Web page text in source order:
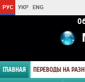
РУС УКР ENG
ГЛАВНАЯ ПЕРЕВОДЫ НА